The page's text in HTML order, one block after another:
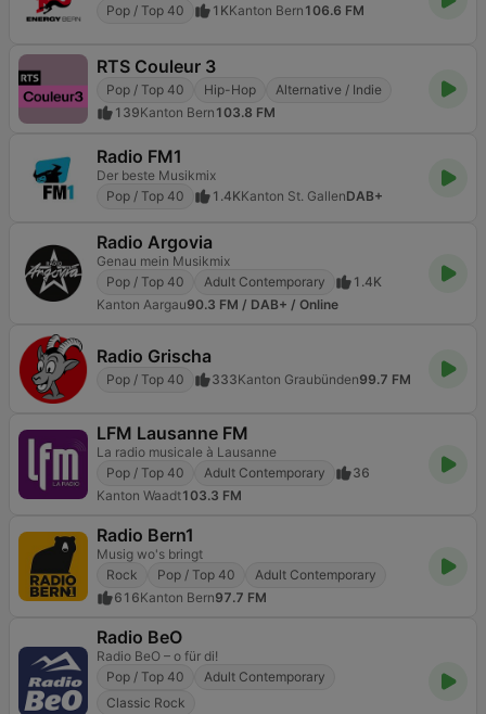
Pop / Top 40 1KKanton Bern 106.6 FM
RTS Couleur 3
Pop / Top 40 Hip-Hop
Alternative / Indie
139Kanton Bern 103.8 FM
Radio FM1
Der beste Musikmix
Pop / Top 40
1.4KKanton St. GallenDAB+
Radio Argovia
Genau mein Musikmix
Pop / Top 40
Adult Contemporary
1.4K
Kanton Aargau90.3 FM / DAB+ / Online
Radio Grischa
Pop / Top 40 333Kanton Graubünden99.7 FM
LFM Lausanne FM
La radio musicale à Lausanne
Pop / Top 40
Adult Contemporary
36
Kanton Waadt103.3 FM
Radio Bern1
Musig wo's bringt
Rock
Pop / Top 40
Adult Contemporary
616Kanton Bern97.7 FM
Radio BeO
Radio BeO – o für di!
Pop / Top 40
Adult Contemporary
Classic Rock